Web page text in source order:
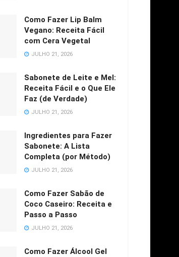
Como Fazer Lip Balm
Vegano: Receita Fácil
com Cera Vegetal
JULHO 21, 2026
Sabonete de Leite e Mel:
Receita Fácil e o Que Ele
Faz (de Verdade)
JULHO 21, 2026
Ingredientes para Fazer
Sabonete: A Lista
Completa (por Método)
JULHO 21, 2026
Como Fazer Sabão de
Coco Caseiro: Receita e
Passo a Passo
JULHO 21, 2026
Como Fazer Álcool Gel